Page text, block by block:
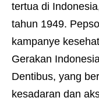
tertua di
tahun 1949.
kampanye
Gerakan
Dentibus, yang
kesadaran dan